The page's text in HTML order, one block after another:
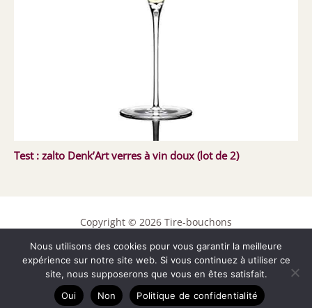
Test : zalto Denk’Art verres à vin doux (lot de 2)
Copyright © 2026 Tire-bouchons
Contact
Mentions légales
Politique de confidentialité
Nous utilisons des cookies pour vous garantir la meilleure
expérience sur notre site web. Si vous continuez à utiliser ce
site, nous supposerons que vous en êtes satisfait.
Oui
Non Politique de confidentialité